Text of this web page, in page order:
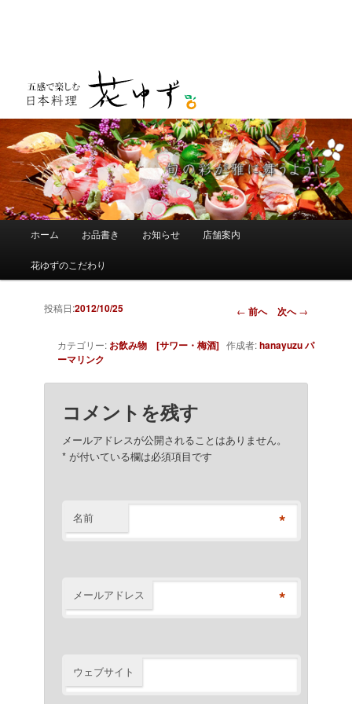
メインコンテンツへ移動
サブコンテンツへ移動
ホーム お品書き お知らせ 店舗案内
花ゆずのこだわり
投稿ナビゲーショ
← 前へ 次へ→
投稿日:2012/10/25
カテゴリー: お飲み物 [サワー・梅酒] 作成者:hanayuzuパ
ーマリンク
コメントを残す
メールアドレスが公開されることはありません。
*が付いている欄は必須項目です
名前 *
メールアドレス *
ウェブサイト